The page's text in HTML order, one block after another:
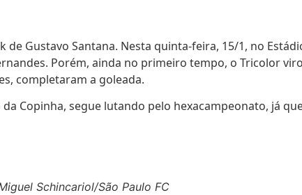
Gustavo Santana. Nesta quinta-feira, 15/1, no
Porém, ainda no primeiro tempo, o Tricolor
completaram a goleada.
Copinha, segue lutando pelo hexacampeonato, já
Schincariol/São Paulo FC